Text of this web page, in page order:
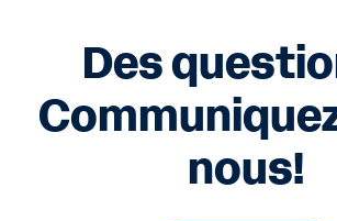
Des
nous!